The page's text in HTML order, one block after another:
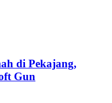
di Pekajang,
Gun